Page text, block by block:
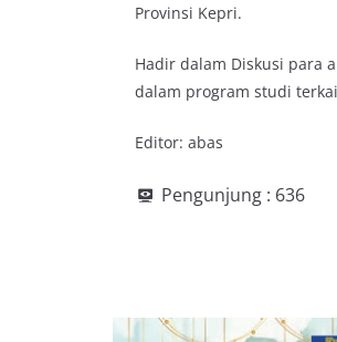
Provinsi Kepri.
Hadir dalam Diskusi para
dalam program studi
Editor: abas
Pengunjung : 636